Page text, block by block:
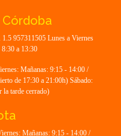
957311505 Lunes a Viernes
8:30 a 13:30
Mañanas: 9:15 - 14:00 /
de 17:30 a 21:00h) Sábado:
la tarde cerrado)
Mañanas: 9:15 - 14:00 /